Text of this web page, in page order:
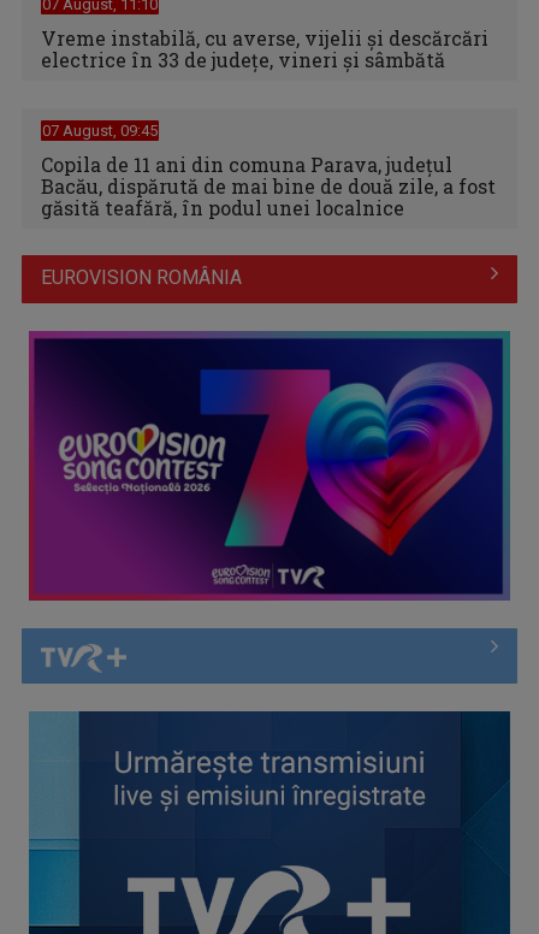
07 August, 11:10
Vreme instabilă, cu averse, vijelii şi descărcări
electrice în 33 de judeţe, vineri şi sâmbătă
07 August, 09:45
Copila de 11 ani din comuna Parava, judeţul
Bacău, dispărută de mai bine de două zile, a fost
găsită teafără, în podul unei localnice
EUROVISION ROMÂNIA